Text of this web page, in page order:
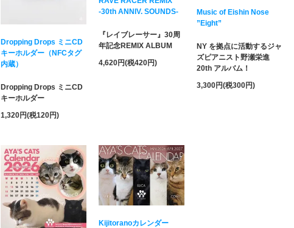
Dropping Drops ミニCD
キーホルダー（NFCタグ
内蔵）
Dropping Drops ミニCD
キーホルダー
1,320円(税120円)
-30th ANNIV. SOUNDS-
『レイブレーサー』30周
年記念REMIX ALBUM
4,620円(税420円)
Music of Eishin Nose
”Eight”
NY を拠点に活動するジャ
ズピアニスト野瀬栄進
20th アルバム！
3,300円(税300円)
Kijitoranoカレンダー